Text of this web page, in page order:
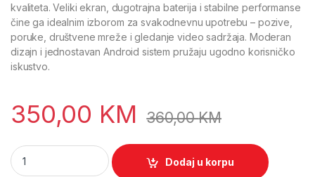
kvaliteta. Veliki ekran, dugotrajna baterija i stabilne performanse
čine ga idealnim izborom za svakodnevnu upotrebu – pozive,
poruke, društvene mreže i gledanje video sadržaja. Moderan
dizajn i jednostavan Android sistem pružaju ugodno korisničko
iskustvo.
350,00 KM 360,00KM
Redmi 13C quantity
Dodaj u korpu